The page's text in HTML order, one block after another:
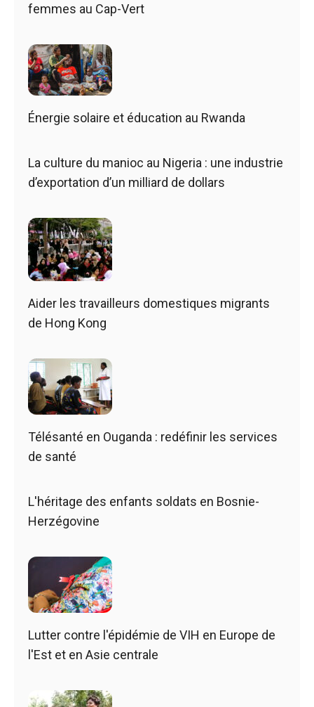
femmes au Cap-Vert
Énergie solaire et éducation au Rwanda
La culture du manioc au Nigeria : une industrie
d’exportation d’un milliard de dollars
Aider les travailleurs domestiques migrants
de Hong Kong
Télésanté en Ouganda : redéfinir les services
de santé
L'héritage des enfants soldats en Bosnie-
Herzégovine
Lutter contre l'épidémie de VIH en Europe de
l'Est et en Asie centrale